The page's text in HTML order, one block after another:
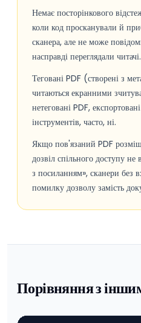
Немає посторінкового
коли код просканували й
сканера, але не може
насправді переглядали читачі.
Теговані PDF (створені з
читаються екранними
нетеговані PDF,
інструментів, часто, ні.
Якщо пов'язаний PDF
дозвіл спільного доступу
з посиланням», сканери без
помилку дозволу замість
Порівняння з